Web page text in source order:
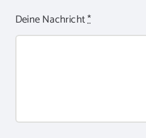
Deine Nachricht*